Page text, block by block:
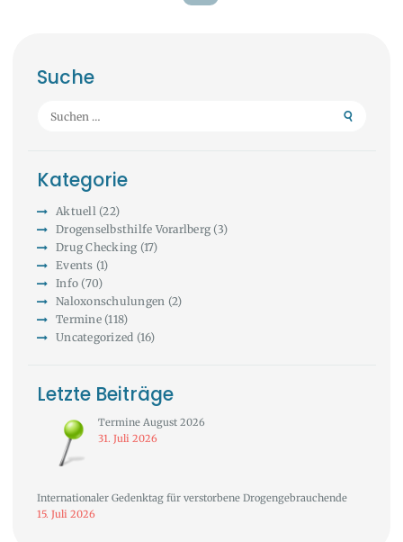
Suche
Suchen
Kategorie
Aktuell(22)
Drogenselbsthilfe Vorarlberg (3)
Drug Checking (17)
Events (1)
Info (70)
Naloxonschulungen (2)
Termine(118)
Uncategorized (16)
Letzte Beiträge
Termine August 2026
31. Juli 2026
Internationaler Gedenktag für verstorbene Drogengebrauchende
15. Juli 2026